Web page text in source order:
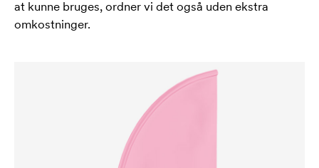
at kunne bruges, ordner vi det også uden ekstra
omkostninger.